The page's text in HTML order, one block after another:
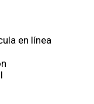
en línea